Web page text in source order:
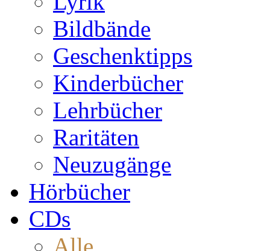
Bildbände
Geschenktipps
Kinderbücher
Lehrbücher
Raritäten
Neuzugänge
Hörbücher
CDs